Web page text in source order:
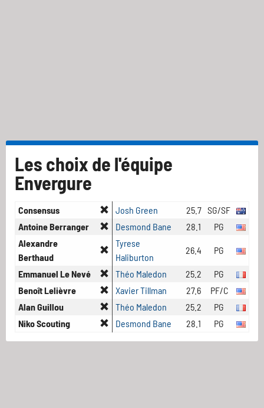
Les choix de l'équipe
Envergure
Consensus Josh Green 25.7 SG/SF
Antoine Berranger
Desmond Bane 28.1
PG
Alexandre
Berthaud
Tyrese
Haliburton
26.4 PG
Emmanuel Le Nevé Théo Maledon 25.2
PG
Benoît Lelièvre
Xavier Tillman 27.6
PF/C
Alan Guillou
Théo Maledon 25.2
PG
Niko Scouting
Desmond Bane 28.1 PG